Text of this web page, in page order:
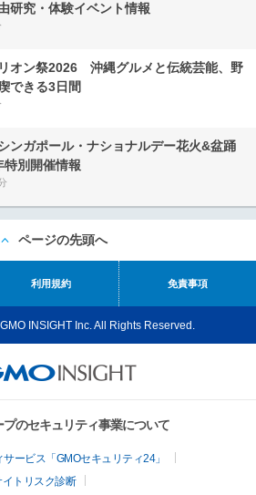
研究・体験イベント情報
オン祭2026 沖縄グルメと伝統芸能、野
できる3日間
ンガポール・ナショナルデー花火&盆踊
特別開催情報
ページの先頭へ
利用規約 免責事項
INSIGHT Inc. All Rights Reserved.
のセキュリティ事業について
ービス「GMOセキュリティ24」
イトリスク診断